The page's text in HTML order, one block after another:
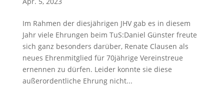
Im Rahmen der diesjährigen JHV gab es in diesem
Jahr viele Ehrungen beim TuS:Daniel Günster freute
sich ganz besonders darüber, Renate Clausen als
neues Ehrenmitglied für 70jährige Vereinstreue
ernennen zu dürfen. Leider konnte sie diese
außerordentliche Ehrung nicht...